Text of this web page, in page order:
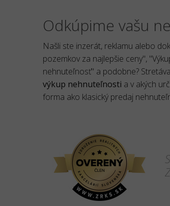
Odkúpime vašu
Našli ste inzerát, reklamu alebo
pozemkov za najlepšie ceny",
nehnuteľnosť" a podobne?
výkup nehnuteľnosti a v akých
forma ako klasický predaj